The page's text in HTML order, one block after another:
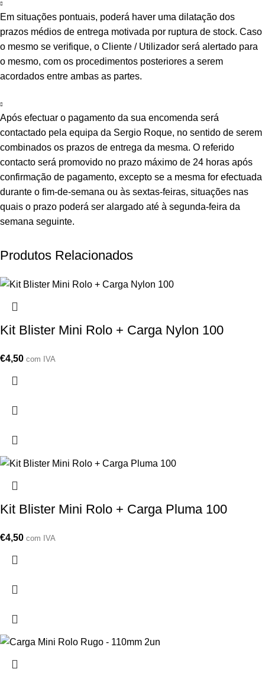
Em situações pontuais, poderá haver uma dilatação dos
prazos médios de entrega motivada por ruptura de stock. Caso
o mesmo se verifique, o Cliente / Utilizador será alertado para
o mesmo, com os procedimentos posteriores a serem
acordados entre ambas as partes.
Após efectuar o pagamento da sua encomenda será
contactado pela equipa da Sergio Roque, no sentido de serem
combinados os prazos de entrega da mesma. O referido
contacto será promovido no prazo máximo de 24 horas após
confirmação de pagamento, excepto se a mesma for efectuada
durante o fim-de-semana ou às sextas-feiras, situações nas
quais o prazo poderá ser alargado até à segunda-feira da
semana seguinte.
Produtos Relacionados
Kit Blister Mini Rolo + Carga Nylon 100
€4,50 com IVA
Kit Blister Mini Rolo + Carga Pluma 100
€4,50 com IVA